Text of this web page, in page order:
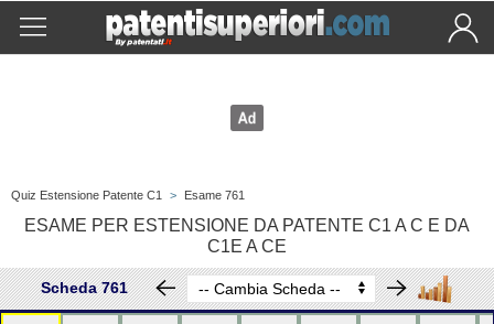
Quiz Estensione Patente C1 > Esame 761
ESAME PER ESTENSIONE DA PATENTE C1 A C E DA
C1E A CE
Scheda 761